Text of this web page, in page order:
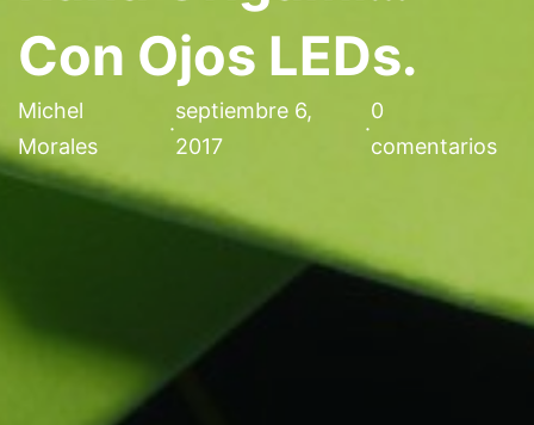
Con Ojos LEDs.
Michel
Morales
·
septiembre 6,
2017
·
0
comentarios